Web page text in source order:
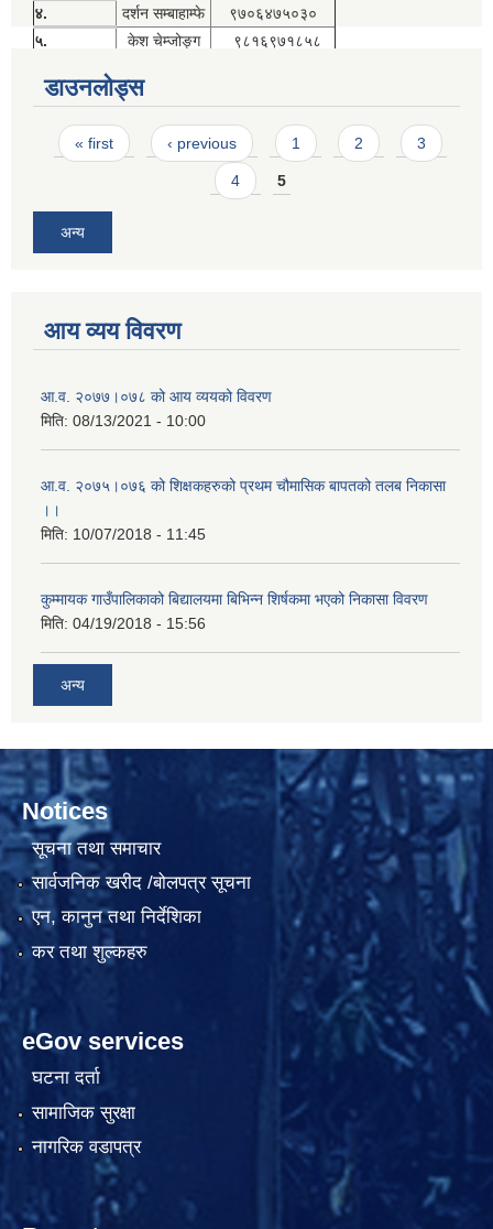
४.
दर्शन सम्बाहाम्फे
९७०६४७५०३०
५.
केश चेम्जोङ्ग ९८१६९७१८५८
डाउनलोड्स
Pages
« first ‹ previous 1 2 3
4 5
अन्य
आय व्यय विवरण
आ.व. २०७७।०७८ को आय व्ययको विवरण
मिति: 08/13/2021 - 10:00
आ.व. २०७५।०७६ को शिक्षकहरुको प्रथम चौमासिक बापतको तलब निकासा
।।
मिति: 10/07/2018 - 11:45
कुम्मायक गाउँपालिकाको बिद्यालयमा बिभिन्न शिर्षकमा भएको निकासा विवरण
मिति: 04/19/2018 - 15:56
अन्य
Notices
सूचना तथा समाचार
सार्वजनिक खरीद /बोलपत्र सूचना
एन, कानुन तथा निर्देशिका
कर तथा शुल्कहरु
eGov services
घटना दर्ता
सामाजिक सुरक्षा
नागरिक वडापत्र